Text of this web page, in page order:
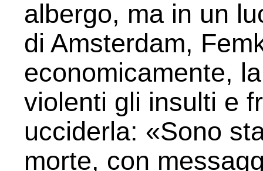
albergo, ma in un
di Amsterdam,
economicamente,
violenti gli insulti e
ucciderla: «Sono
morte, con